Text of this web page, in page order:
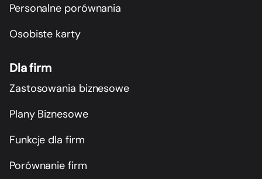
Personalne porównania
Osobiste karty
Dla firm
Zastosowania biznesowe
Plany Biznesowe
Funkcje dla firm
Porównanie firm